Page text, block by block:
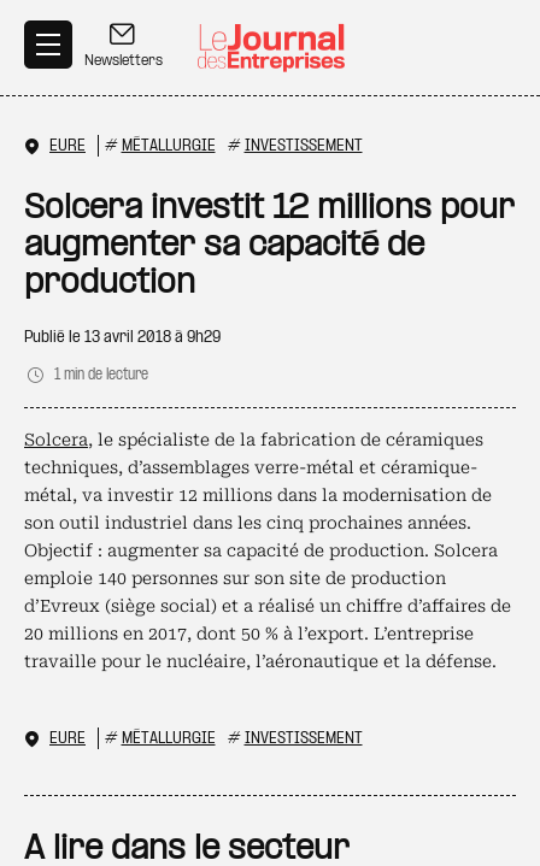
Newsletters
EURE # MÉTALLURGIE # INVESTISSEMENT
Solcera investit 12 millions pour
augmenter sa capacité de
production
Publié le 13 avril 2018 à 9h29
1 min de lecture
Solcera, le spécialiste de la fabrication de céramiques
techniques, d’assemblages verre-métal et céramique-
métal, va investir 12 millions dans la modernisation de
son outil industriel dans les cinq prochaines années.
Objectif : augmenter sa capacité de production. Solcera
emploie 140 personnes sur son site de production
d’Evreux (siège social) et a réalisé un chiffre d’affaires de
20 millions en 2017, dont 50 % à l’export. L’entreprise
travaille pour le nucléaire, l’aéronautique et la défense.
EURE # MÉTALLURGIE # INVESTISSEMENT
A lire dans le secteur